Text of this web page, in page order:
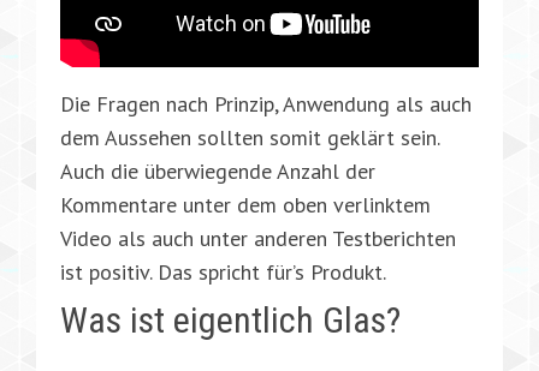
Die Fragen nach Prinzip, Anwendung als auch
dem Aussehen sollten somit geklärt sein.
Auch die überwiegende Anzahl der
Kommentare unter dem oben verlinktem
Video als auch unter anderen Testberichten
ist positiv. Das spricht für’s Produkt.
Was ist eigentlich Glas?